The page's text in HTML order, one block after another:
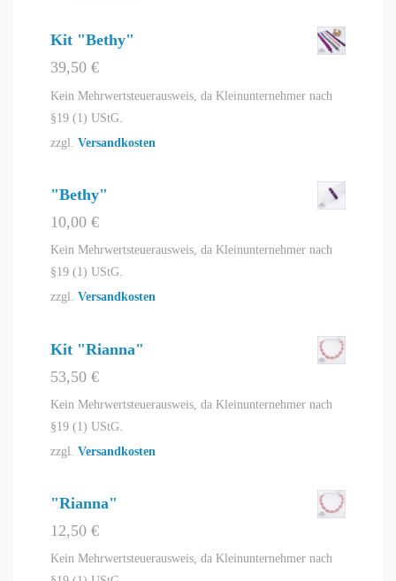
Kit "Bethy"
39,50 €
Kein Mehrwertsteuerausweis, da Kleinunternehmer nach
§19 (1) UStG.
zzgl. Versandkosten
"Bethy"
10,00 €
Kein Mehrwertsteuerausweis, da Kleinunternehmer nach
§19 (1) UStG.
zzgl. Versandkosten
Kit "Rianna"
53,50 €
Kein Mehrwertsteuerausweis, da Kleinunternehmer nach
§19 (1) UStG.
zzgl. Versandkosten
"Rianna"
12,50 €
Kein Mehrwertsteuerausweis, da Kleinunternehmer nach